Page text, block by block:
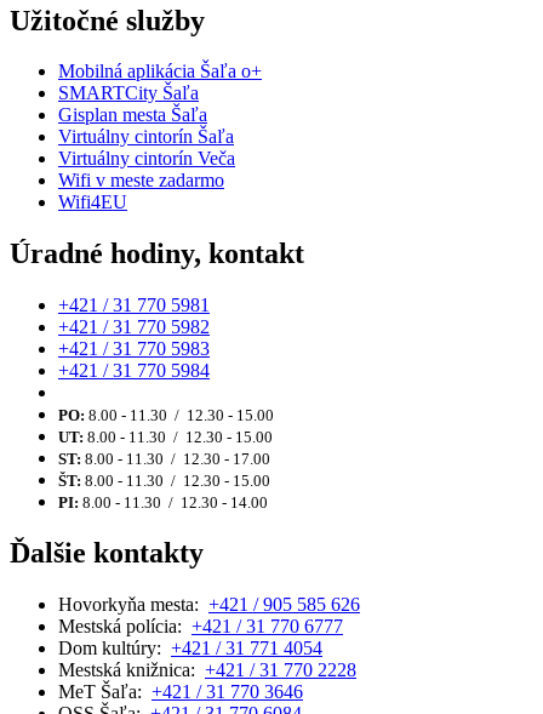
Užitočné služby
Mobilná aplikácia Šaľa o+
SMARTCity Šaľa
Gisplan mesta Šaľa
Virtuálny cintorín Šaľa
Virtuálny cintorín Veča
Wifi v meste zadarmo
Wifi4EU
Úradné hodiny, kontakt
+421 / 31 770 5981
+421 / 31 770 5982
+421 / 31 770 5983
+421 / 31 770 5984
PO: 8.00 - 11.30 / 12.30 - 15.00
UT: 8.00 - 11.30 / 12.30 - 15.00
ST: 8.00 - 11.30 / 12.30 - 17.00
ŠT: 8.00 - 11.30 / 12.30 - 15.00
PI: 8.00 - 11.30 / 12.30 - 14.00
Ďalšie kontakty
Hovorkyňa mesta: +421 / 905 585 626
Mestská polícia: +421 / 31 770 6777
Dom kultúry: +421 / 31 771 4054
Mestská knižnica: +421 / 31 770 2228
MeT Šaľa: +421 / 31 770 3646